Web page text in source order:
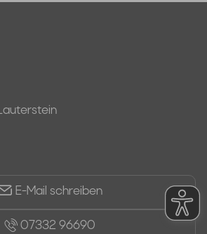
E-Mail schreiben
07332 96690